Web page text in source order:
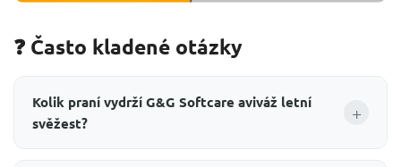
❓ Často kladené otázky
Kolik praní vydrží G&G Softcare aviváž letní
svěžest?
+